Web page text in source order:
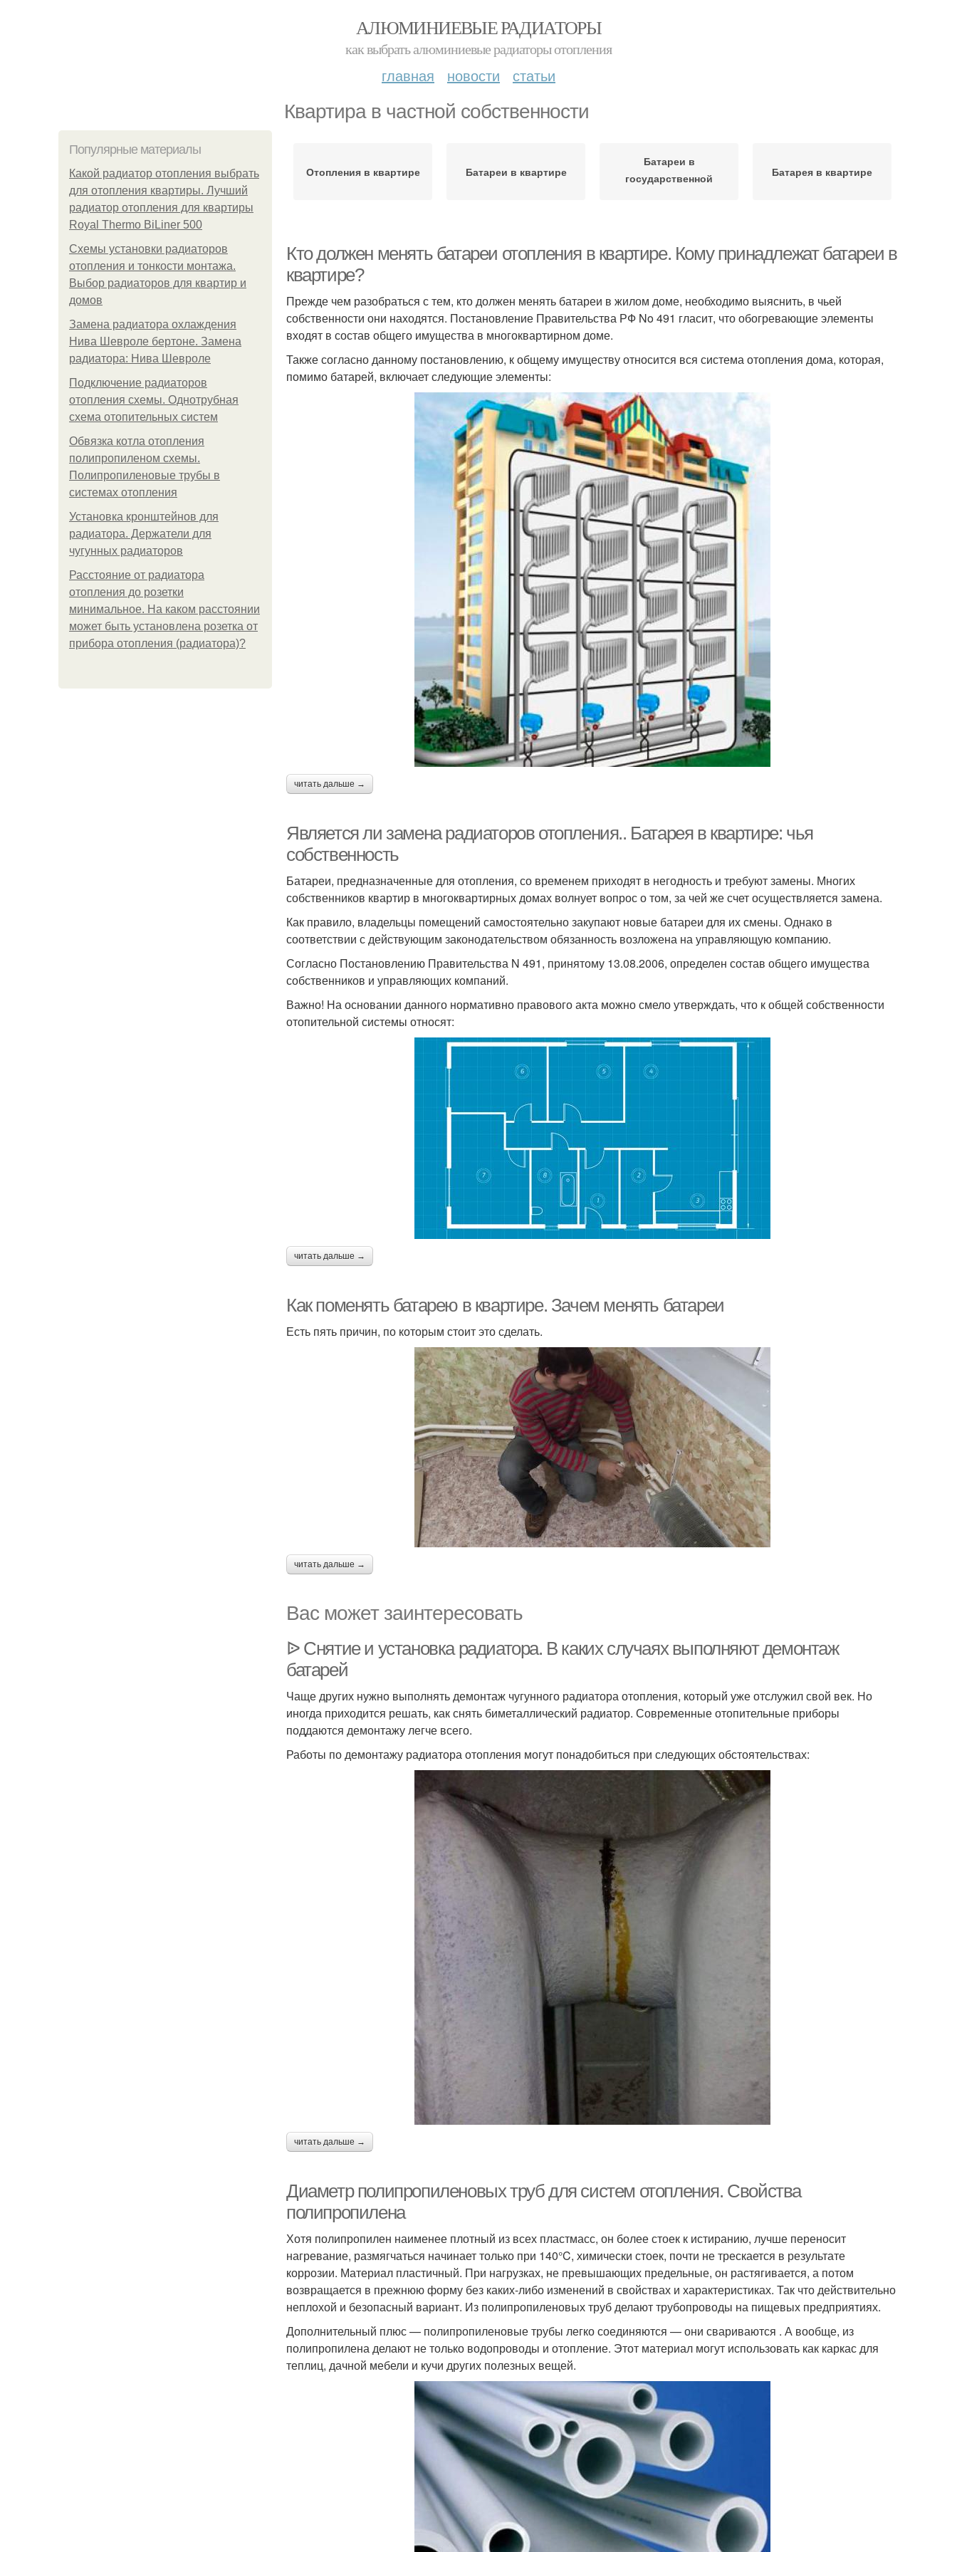
АЛЮМИНИЕВЫЕ РАДИАТОРЫ
как выбрать алюминиевые радиаторы отопления
главная новости статьи
Квартира в частной собственности
Популярные материалы
Какой радиатор отопления выбрать
для отопления квартиры. Лучший
радиатор отопления для квартиры
Royal Thermo BiLiner 500
Схемы установки радиаторов
отопления и тонкости монтажа.
Выбор радиаторов для квартир и
домов
Замена радиатора охлаждения
Нива Шевроле бертоне. Замена
радиатора: Нива Шевроле
Подключение радиаторов
отопления схемы. Однотрубная
схема отопительных систем
Обвязка котла отопления
полипропиленом схемы.
Полипропиленовые трубы в
системах отопления
Установка кронштейнов для
радиатора. Держатели для
чугунных радиаторов
Расстояние от радиатора
отопления до розетки
минимальное. На каком расстоянии
может быть установлена розетка от
прибора отопления (радиатора)?
Отопления в квартире Батареи в квартире
Батареи в
государственной
Батарея в квартире
Кто должен менять батареи отопления в квартире. Кому принадлежат батареи в
квартире?
Прежде чем разобраться с тем, кто должен менять батареи в жилом доме, необходимо выяснить, в чьей
собственности они находятся. Постановление Правительства РФ No 491 гласит, что обогревающие элементы
входят в состав общего имущества в многоквартирном доме.
Также согласно данному постановлению, к общему имуществу относится вся система отопления дома, которая,
помимо батарей, включает следующие элементы:
читать дальше →
Является ли замена радиаторов отопления.. Батарея в квартире: чья
собственность
Батареи, предназначенные для отопления, со временем приходят в негодность и требуют замены. Многих
собственников квартир в многоквартирных домах волнует вопрос о том, за чей же счет осуществляется замена.
Как правило, владельцы помещений самостоятельно закупают новые батареи для их смены. Однако в
соответствии с действующим законодательством обязанность возложена на управляющую компанию.
Согласно Постановлению Правительства N 491, принятому 13.08.2006, определен состав общего имущества
собственников и управляющих компаний.
Важно! На основании данного нормативно правового акта можно смело утверждать, что к общей собственности
отопительной системы относят:
читать дальше →
Как поменять батарею в квартире. Зачем менять батареи
Есть пять причин, по которым стоит это сделать.
читать дальше →
Вас может заинтересовать
ᐉ Снятие и установка радиатора. В каких случаях выполняют демонтаж
батарей
Чаще других нужно выполнять демонтаж чугунного радиатора отопления, который уже отслужил свой век. Но
иногда приходится решать, как снять биметаллический радиатор. Современные отопительные приборы
поддаются демонтажу легче всего.
Работы по демонтажу радиатора отопления могут понадобиться при следующих обстоятельствах:
читать дальше →
Диаметр полипропиленовых труб для систем отопления. Свойства
полипропилена
Хотя полипропилен наименее плотный из всех пластмасс, он более стоек к истиранию, лучше переносит
нагревание, размягчаться начинает только при 140°C, химически стоек, почти не трескается в результате
коррозии. Материал пластичный. При нагрузках, не превышающих предельные, он растягивается, а потом
возвращается в прежнюю форму без каких-либо изменений в свойствах и характеристиках. Так что действительно
неплохой и безопасный вариант. Из полипропиленовых труб делают трубопроводы на пищевых предприятиях.
Дополнительный плюс — полипропиленовые трубы легко соединяются — они свариваются . А вообще, из
полипропилена делают не только водопроводы и отопление. Этот материал могут использовать как каркас для
теплиц, дачной мебели и кучи других полезных вещей.